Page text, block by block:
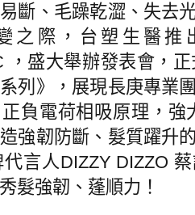
斷、毛躁乾澀、失去
之際，台塑生醫推
，盛大舉辦發表會，
列 》
，展現長庚專業
負電荷相吸原理，強
強韌防斷、髮質躍升
言人DIZZY DIZZO
髮強韌、蓬順力！